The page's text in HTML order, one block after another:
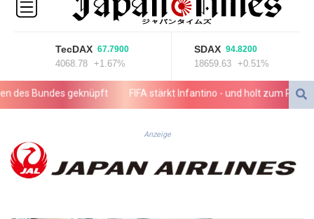
ALL 93.218842
AMD
1060.176801
ARS
1724.882567
AWG 2.082489
BAM 1.955776
BBD 2.321671
TecDAX 67.7900
4068.78 +1.67%
SDAX 94.8200
18659.63 +0.51%
Bundes geknüpft FIFA stärkt Infantino - und holt zum
Anzeige